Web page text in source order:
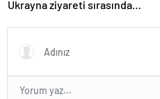
Ukrayna ziyareti sırasında
iddiasını yalanladı